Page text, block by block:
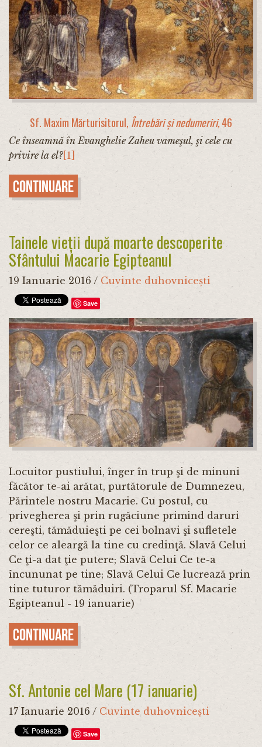
Sf. Maxim Mărturisitorul, Întrebări și nedumeriri,46
Ce înseamnă în Evanghelie Zaheu vameşul, şi cele cu
privire la el?[1]
Continuare
Tainele vieții după moarte descoperite
Sfântului Macarie Egipteanul
19 Ianuarie 2016 / Cuvinte duhovnicești
Save
Locuitor pustiului, înger în trup şi de minuni
făcător te-ai arătat, purtătorule de Dumnezeu,
Părintele nostru Macarie. Cu postul, cu
privegherea şi prin rugăciune primind daruri
cereşti, tămăduieşti pe cei bolnavi şi sufletele
celor ce aleargă la tine cu credinţă. Slavă Celui
Ce ţi-a dat ţie putere; Slavă Celui Ce te-a
încununat pe tine; Slavă Celui Ce lucrează prin
tine tuturor tămăduiri. (Troparul Sf. Macarie
Egipteanul - 19 ianuarie)
Continuare
Sf. Antonie cel Mare (17 ianuarie)
17 Ianuarie 2016 / Cuvinte duhovnicești
Save